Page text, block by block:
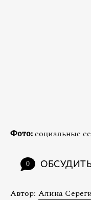
Фото:социальные
0
Автор: Алина